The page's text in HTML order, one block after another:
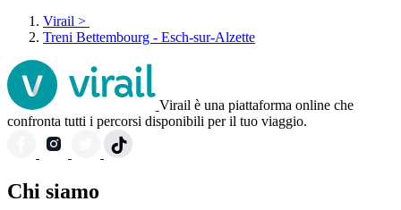
Virail >
Treni Bettembourg - Esch-sur-Alzette
Virail è una piattaforma online che
confronta tutti i percorsi disponibili per il tuo viaggio.
Chi siamo